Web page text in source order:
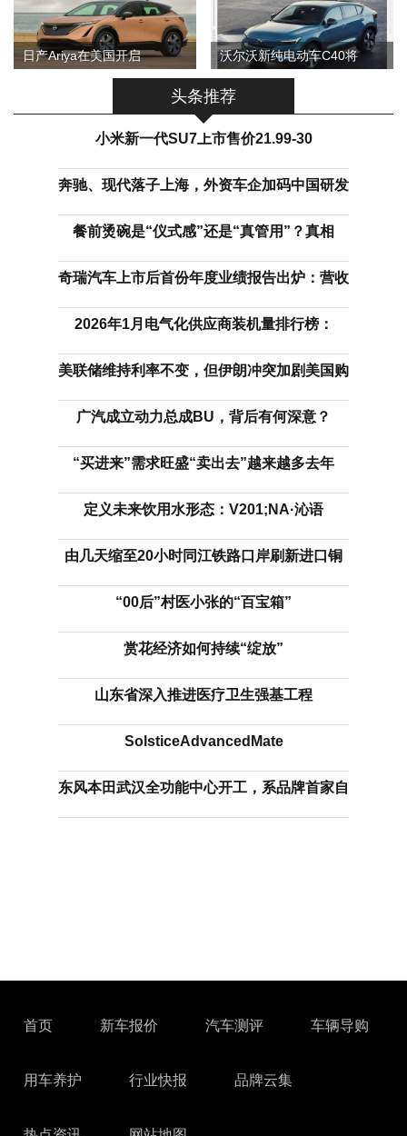
日产Ariya在美国开启 沃尔沃新纯电动车C40将
头条推荐
小米新一代SU7上市售价21.99-30
奔驰、现代落子上海，外资车企加码中国研发
餐前烫碗是“仪式感”还是“真管用”？真相
奇瑞汽车上市后首份年度业绩报告出炉：营收
2026年1月电气化供应商装机量排行榜：
美联储维持利率不变，但伊朗冲突加剧美国购
广汽成立动力总成BU，背后有何深意？
“买进来”需求旺盛“卖出去”越来越多去年
定义未来饮用水形态：V201;NA·沁语
由几天缩至20小时同江铁路口岸刷新进口铜
“00后”村医小张的“百宝箱”
赏花经济如何持续“绽放”
山东省深入推进医疗卫生强基工程
SolsticeAdvancedMate
东风本田武汉全功能中心开工，系品牌首家自
首页 新车报价 汽车测评 车辆导购
用车养护 行业快报 品牌云集